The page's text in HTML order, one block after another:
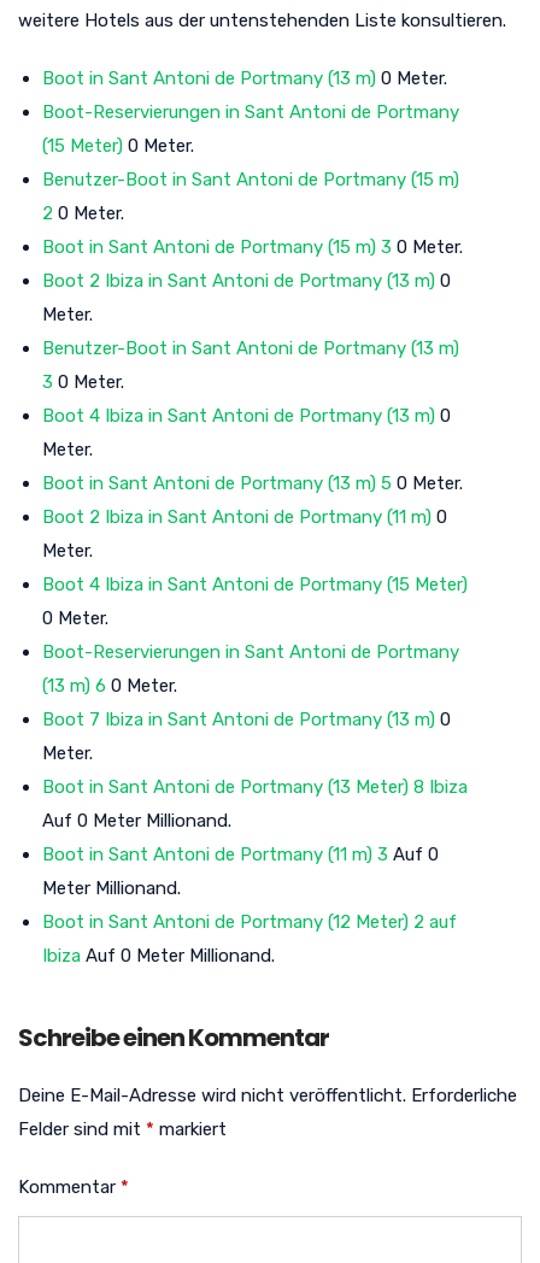
weitere Hotels aus der untenstehenden Liste konsultieren.
Boot in Sant Antoni de Portmany (13 m) 0 Meter.
Boot-Reservierungen in Sant Antoni de Portmany
(15 Meter) 0 Meter.
Benutzer-Boot in Sant Antoni de Portmany (15 m)
2 0 Meter.
Boot in Sant Antoni de Portmany (15 m) 3 0 Meter.
Boot 2 Ibiza in Sant Antoni de Portmany (13 m) 0
Meter.
Benutzer-Boot in Sant Antoni de Portmany (13 m)
3 0 Meter.
Boot 4 Ibiza in Sant Antoni de Portmany (13 m) 0
Meter.
Boot in Sant Antoni de Portmany (13 m) 5 0 Meter.
Boot 2 Ibiza in Sant Antoni de Portmany (11 m) 0
Meter.
Boot 4 Ibiza in Sant Antoni de Portmany (15 Meter)
0 Meter.
Boot-Reservierungen in Sant Antoni de Portmany
(13 m) 6 0 Meter.
Boot 7 Ibiza in Sant Antoni de Portmany (13 m) 0
Meter.
Boot in Sant Antoni de Portmany (13 Meter) 8 Ibiza
Auf 0 Meter Millionand.
Boot in Sant Antoni de Portmany (11 m) 3 Auf 0
Meter Millionand.
Boot in Sant Antoni de Portmany (12 Meter) 2 auf
Ibiza Auf 0 Meter Millionand.
Schreibe einen Kommentar
Deine E-Mail-Adresse wird nicht veröffentlicht. Erforderliche
Felder sind mit * markiert
Kommentar *